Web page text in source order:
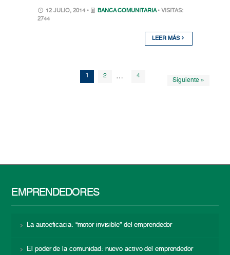
12 JULIO, 2014 • BANCA COMUNITARIA • VISITAS:
2744
LEER MÁS
1 2 … 4
Siguiente »
EMPRENDEDORES
La autoeficacia: “motor invisible” del emprendedor
El poder de la comunidad: nuevo activo del emprendedor